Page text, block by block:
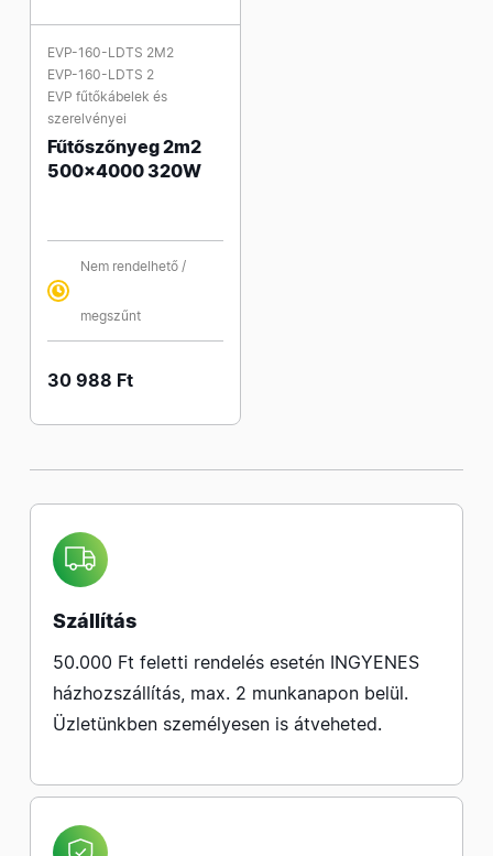
EVP-160-LDTS 2M2
EVP-160-LDTS 2
EVP fűtőkábelek és
szerelvényei
Fűtőszőnyeg 2m2
500x4000 320W
Nem rendelhető /
megszűnt
30 988 Ft
Szállítás
50.000 Ft feletti rendelés esetén INGYENES
házhozszállítás, max. 2 munkanapon belül.
Üzletünkben személyesen is átveheted.